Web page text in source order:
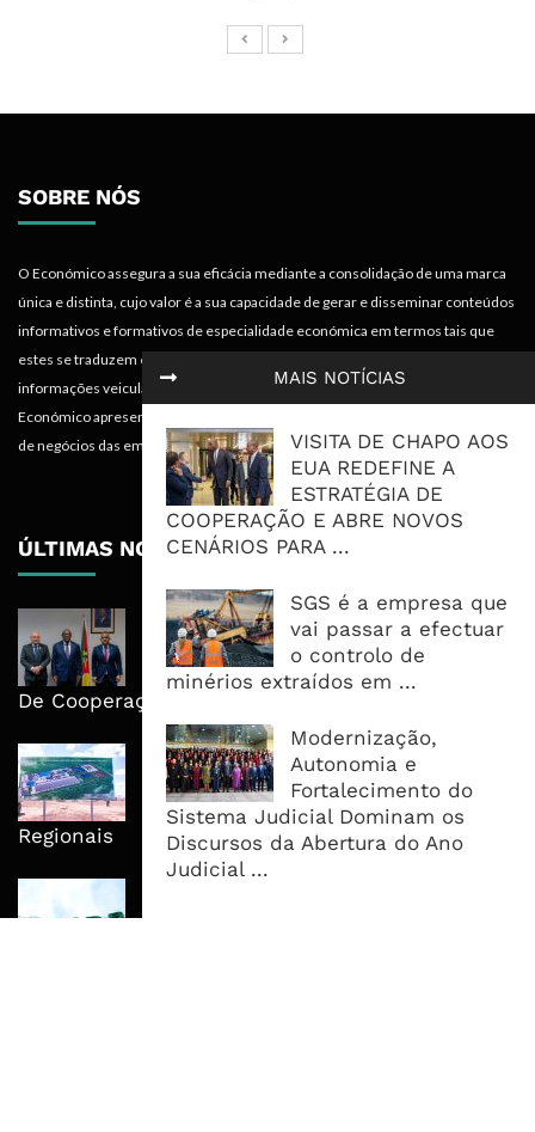
MAIS NOTÍCIAS
VISITA DE CHAPO AOS
EUA REDEFINE A
ESTRATÉGIA DE
COOPERAÇÃO E ABRE NOVOS
CENÁRIOS PARA ...
SGS é a empresa que
vai passar a efectuar
o controlo de
minérios extraídos em ...
Modernização,
Autonomia e
Fortalecimento do
Sistema Judicial Dominam os
Discursos da Abertura do Ano
Judicial ...
SOBRE NÓS
O Económico assegura a sua eficácia mediante a consolidação de uma marca
única e distinta, cujo valor é a sua capacidade de gerar e disseminar conteúdos
informativos e formativos de especialidade económica em termos tais que
estes se traduzem em mais-valias para quem recebe, acompanha e absorve as
informações veiculadas nos diferentes meios do projecto. Portanto, o
Económico apresenta valências importantes para os objectivos institucionais e
de negócios das empresas.
ÚLTIMAS NOTÍCIAS
Moçambique E ECA Colocam
Emprego, Industrialização E
Execução No Centro Da Nova Agenda
De Cooperação
Nova Capacidade Cimenteira Coloca
Moçambique No Caminho Da Auto-
Suficiência E Das Exportações
Regionais